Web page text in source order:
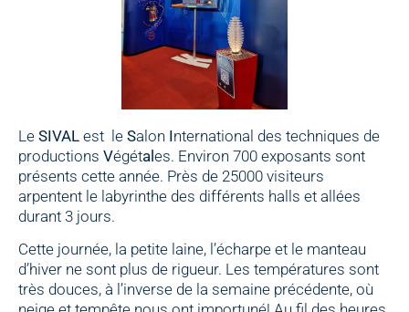
Le SIVAL est le Salon International des techniques de
productions Végétales. Environ 700 exposants sont
présents cette année. Près de 25000 visiteurs
arpentent le labyrinthe des différents halls et allées
durant 3 jours.
Cette journée, la petite laine, l’écharpe et le manteau
d’hiver ne sont plus de rigueur. Les températures sont
très douces, à l’inverse de la semaine précédente, où